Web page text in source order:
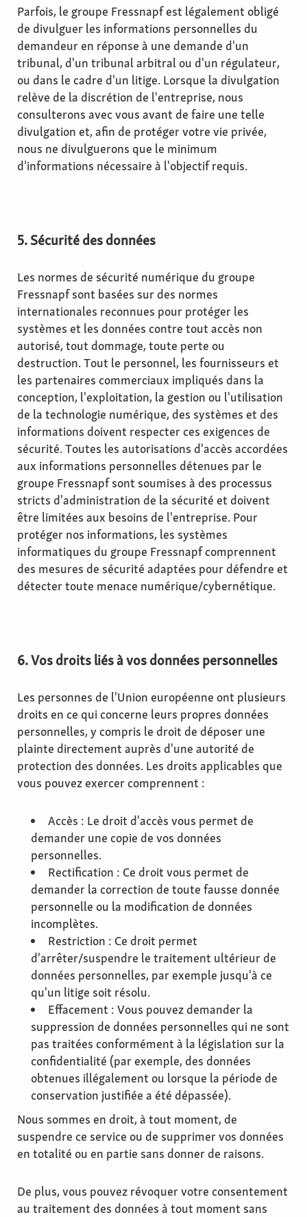
Parfois, le groupe Fressnapf est légalement obligé
de divulguer les informations personnelles du
demandeur en réponse à une demande d'un
tribunal, d'un tribunal arbitral ou d'un régulateur,
ou dans le cadre d'un litige. Lorsque la divulgation
relève de la discrétion de l'entreprise, nous
consulterons avec vous avant de faire une telle
divulgation et, afin de protéger votre vie privée,
nous ne divulguerons que le minimum
d'informations nécessaire à l'objectif requis.
5. Sécurité des données
Les normes de sécurité numérique du groupe
Fressnapf sont basées sur des normes
internationales reconnues pour protéger les
systèmes et les données contre tout accès non
autorisé, tout dommage, toute perte ou
destruction. Tout le personnel, les fournisseurs et
les partenaires commerciaux impliqués dans la
conception, l'exploitation, la gestion ou l'utilisation
de la technologie numérique, des systèmes et des
informations doivent respecter ces exigences de
sécurité. Toutes les autorisations d'accès accordées
aux informations personnelles détenues par le
groupe Fressnapf sont soumises à des processus
stricts d'administration de la sécurité et doivent
être limitées aux besoins de l'entreprise. Pour
protéger nos informations, les systèmes
informatiques du groupe Fressnapf comprennent
des mesures de sécurité adaptées pour défendre et
détecter toute menace numérique/cybernétique.
6. Vos droits liés à vos données personnelles
Les personnes de l'Union européenne ont plusieurs
droits en ce qui concerne leurs propres données
personnelles, y compris le droit de déposer une
plainte directement auprès d'une autorité de
protection des données. Les droits applicables que
vous pouvez exercer comprennent :
Accès : Le droit d'accès vous permet de
demander une copie de vos données
personnelles.
Rectification : Ce droit vous permet de
demander la correction de toute fausse donnée
personnelle ou la modification de données
incomplètes.
Restriction : Ce droit permet
d'arrêter/suspendre le traitement ultérieur de
données personnelles, par exemple jusqu'à ce
qu'un litige soit résolu.
Effacement : Vous pouvez demander la
suppression de données personnelles qui ne sont
pas traitées conformément à la législation sur la
confidentialité (par exemple, des données
obtenues illégalement ou lorsque la période de
conservation justifiée a été dépassée).
Nous sommes en droit, à tout moment, de
suspendre ce service ou de supprimer vos données
en totalité ou en partie sans donner de raisons.
De plus, vous pouvez révoquer votre consentement
au traitement des données à tout moment sans